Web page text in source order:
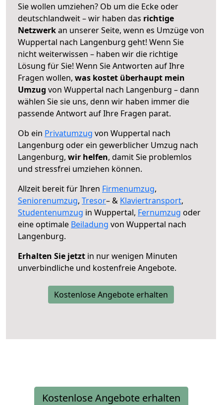
Sie wollen umziehen? Ob um die Ecke oder
deutschlandweit – wir haben das richtige
Netzwerkan unserer Seite, wenn es Umzüge von
Wuppertal nach Langenburg geht! Wenn Sie
nicht weiterwissen – haben wir die richtige
Lösung für Sie! Wenn Sie Antworten auf Ihre
Fragen wollen, was kostet überhaupt mein
Umzug von Wuppertal nach Langenburg – dann
wählen Sie sie uns, denn wir haben immer die
passende Antwort auf Ihre Fragen parat.
Ob ein Privatumzug von Wuppertal nach
Langenburg oder ein gewerblicher Umzug nach
Langenburg, wir helfen, damit Sie problemlos
und stressfrei umziehen können.
Allzeit bereit für Ihren Firmenumzug,
Seniorenumzug, Tresor– & Klaviertransport,
Studentenumzug in Wuppertal, Fernumzug oder
eine optimale Beiladung von Wuppertal nach
Langenburg.
Erhalten Sie jetzt in nur wenigen Minuten
unverbindliche und kostenfreie Angebote.
Kostenlose Angebote erhalten
Kostenlose Angebote erhalten